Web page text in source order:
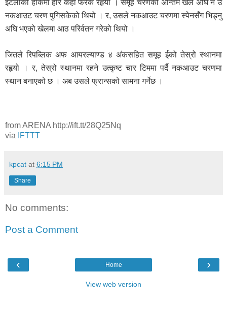
इटलीको हाकमा हार केही फरक रहृयो । समूह चरणको अन्तिम खेल अघि नै उ
नकआउट चरण पुगिसकेको थियो । र, उसले नकआउट चरणमा स्पेनसँग भिड्नु
अघि भएको खेलमा आठ परिर्वतन गरेको थियो ।
जितले रिपब्लिक अफ आयरल्याण्ड ४ अंकसहित समूह ईको तेस्रो स्थानमा
रहृयो । र, तेस्रो स्थानमा रहने उत्कृष्ट चार टिममा पर्दै नकआउट चरणमा
स्थान बनाएको छ । अब उसले फ्रान्सको सामना गर्नेछ ।
from ARENA http://ift.tt/28Q25Nq
via
IFTTT
kpcat at 6:15 PM
Share
No comments:
Post a Comment
‹ ›
Home
View web version